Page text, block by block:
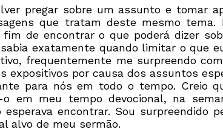
pregar sobre um assunto e tomar
que tratam deste mesmo
de encontrar o que poderá dizer
exatamente quando limitar o que
frequentemente me surpreendo
expositivos por causa dos assuntos
para nós em todo o tempo. Creio
meu tempo devocional, na
encontrar. Sou surpreendido
alvo de meu sermão.